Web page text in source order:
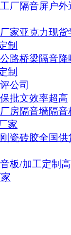
厂隔音屏户外
家亚克力现货
制
路桥梁隔音降
制
公司
批文效率超高
房隔音墙隔音
家
瓷砖胶全国供
板/加工定制